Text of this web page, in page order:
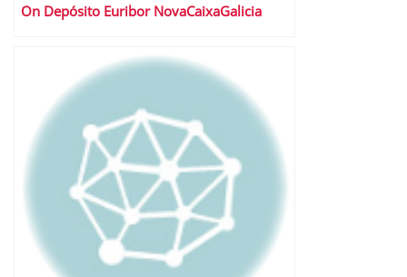
On Depósito Euribor NovaCaixaGalicia